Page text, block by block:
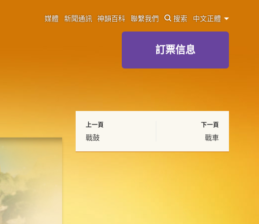
媒體 新聞通訊 神韻百科 聯繫我們 搜索 中文正體
訂票信息
上一頁
戰鼓
下一頁
戰車